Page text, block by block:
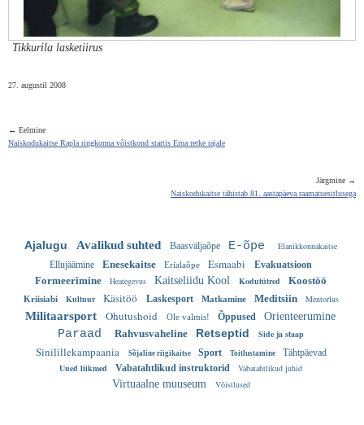
Tikkurila lasketiirus
27. augustil 2008
← Eelmine
Naiskodukaitse Rapla ringkonna võistkond startis Erna retke rajale
Järgmine →
Naiskodukaitse tähistab 81. aastapäeva raamatuesitlusega
Ajalugu Avalikud suhted Baasväljaõpe E-õpe
Elanikkonnakaitse
Ellujäämine
Enesekaitse Erialaõpe Esmaabi Evakuatsioon
Formeerimine Heategevus Kaitseliidu Kool Kodutütred Koostöö
Kriisiabi Kultuur Käsitöö Laskesport Matkamine Meditsiin Mentorlus
Militaarsport Ohutushoid Ole valmis! Õppused Orienteerumine
Paraad Rahvusvaheline Retseptid Side ja staap
Sinilillekampaania Sõjaline riigikaitse Sport Toitlustamine
Tähtpäevad
Uued liikmed
Vabatahtlikud instruktorid Vabatahtlikud juhid
Virtuaalne muuseum Võistlused